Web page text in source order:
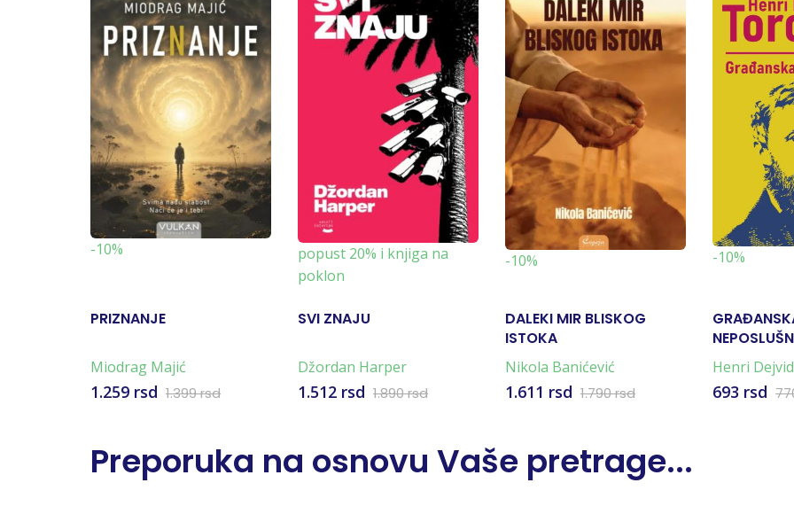
-10%
PRIZNANJE
Miodrag Majić
1.259 rsd 1.399 rsd
popust 20% i knjiga na
poklon
SVI ZNAJU
Džordan Harper
1.512 rsd 1.890 rsd
-10%
DALEKI MIR BLISKOG
ISTOKA
Nikola Banićević
1.611 rsd 1.790 rsd
-10%
Henri
693 rsd
Preporuka na osnovu Vaše pretrage...